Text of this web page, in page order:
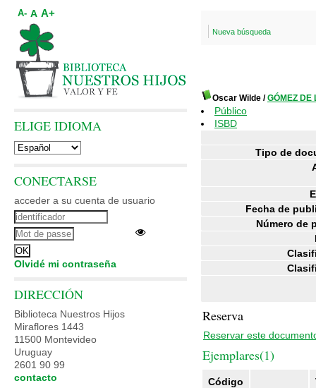
Nueva búsqueda
Oscar Wilde /GÓMEZ DE
Público
ISBD
Tipo de
Fecha de
Número de
Reserva
Reservar este
Ejemplares(1)
Código
A- A A+
ELIGE IDIOMA
CONECTARSE
acceder a su cuenta de usuario
Olvidé mi contraseña
DIRECCIÓN
Biblioteca Nuestros Hijos
Miraflores 1443
11500 Montevideo
Uruguay
2601 90 99
contacto